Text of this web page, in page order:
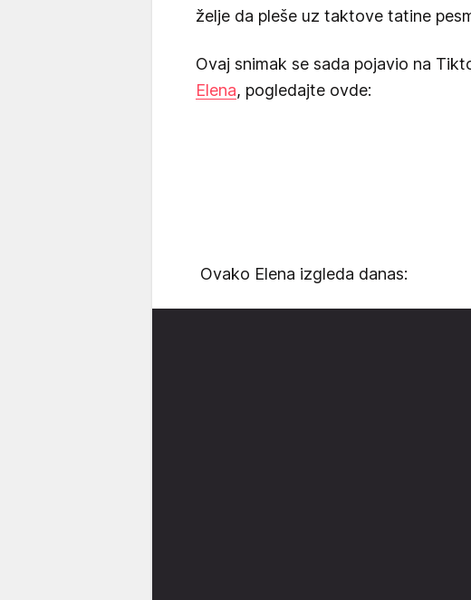
želje da pleše uz taktove tatine
Ovaj snimak se sada pojavio na
Elena, pogledajte ovde:
Ovako Elena izgleda danas: